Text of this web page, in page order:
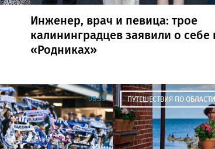
Инженер, врач и певица: трое
калининградцев заявили о себе
«Родниках»
08:33 ПУТЕШЕСТВИЯ ПО ОБЛАСТИ